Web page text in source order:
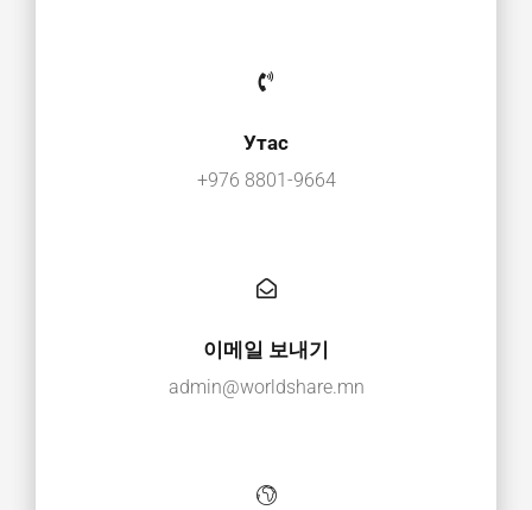
Утас
+976 8801-9664
이메일 보내기
admin@worldshare.mn